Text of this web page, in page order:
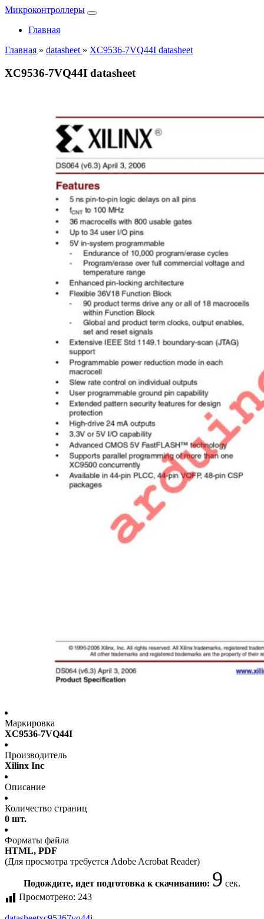
Микроконтроллеры
Главная
Главная » datasheet » XC9536-7VQ44I datasheet
XC9536-7VQ44I datasheet
Маркировка
XC9536-7VQ44I
Производитель
Xilinx Inc
Описание
Количество страниц
0 шт.
Форматы файла
HTML, PDF
(Для просмотра требуется Adobe Acrobat Reader)
Подождите, идет подготовка к скачиванию: 9 сек.
Просмотрено: 243